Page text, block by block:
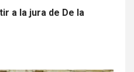
a la jura de De la